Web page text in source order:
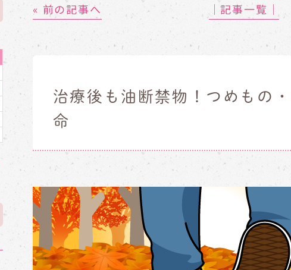
« 前の記事へ │記事一覧│
治療後も油断禁物！つめもの
命